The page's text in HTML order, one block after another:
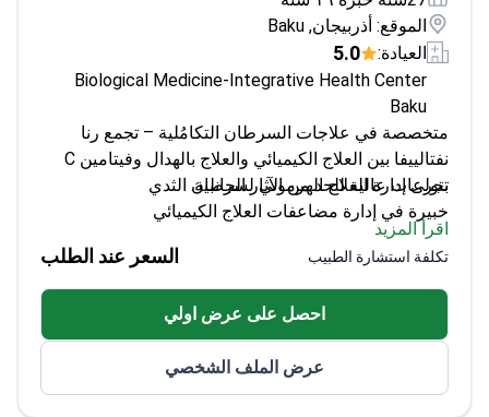
الموقع: أذربيجان, Baku
العيادة:
5.0
Biological Medicine-Integrative Health Center
Baku
متخصصة في علاجات السرطان التكامُلية – تجمع رنا
نفتالييفا بين العلاج الكيميائي والعلاج بالهدال وفيتامين C
بجرعات عالية للحد من الآثار الجانبية.
تتولى إدارة العلاج الهرموني لسرطان الثدي
خبيرة في إدارة مضاعفات العلاج الكيميائي
تعالج الحالات السابقة للتسرطن وتقدم الرعاية العرضية
(الداعمة للأعراض)
شاركت في مؤتمرات دولية مع أخصائيين ألمان
اقرأ المزيد
تكلفة استشارة الطبيب السعر عند الطلب
احصل على عرض اولي
عرض الملف الشخصي